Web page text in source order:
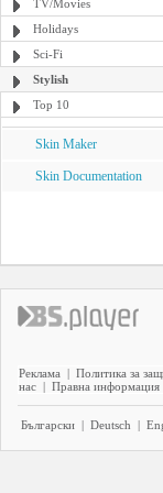
TV/Movies
Holidays
Sci-Fi
Stylish
Top 10
Skin Maker
Skin Documentation
Реклама | Политика за
нас | Правна информация
Български | Deutsch |